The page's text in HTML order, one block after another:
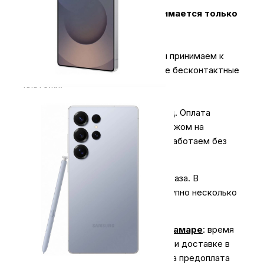
Оплата за технику Apple принимается только
Карты & NFC
В магазинах мы принимаем к
оплате карты всех типов, а также бесконтактные
Оплата для юридических лиц. Оплата
производиться безналичным платежом на
расчётный счёт магазина (важно работаем без
Экономьте время на получении заказа. В
интернет-магазине My Store доступно несколько
вариантов доставки:
Доставка курьером по г. Самаре: время
доставки с 10:00 до 20:00. При доставке в
отдаленные районы возможна предоплата